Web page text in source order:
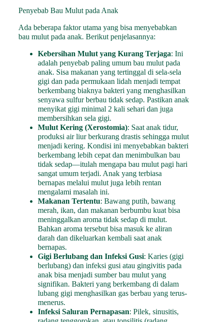
Penyebab Bau Mulut pada Anak
Ada beberapa faktor utama yang bisa menyebabkan
bau mulut pada anak. Berikut penjelasannya:
Kebersihan Mulut yang Kurang Terjaga: Ini
adalah penyebab paling umum bau mulut pada
anak. Sisa makanan yang tertinggal di sela-sela
gigi dan pada permukaan lidah menjadi tempat
berkembang biaknya bakteri yang menghasilkan
senyawa sulfur berbau tidak sedap. Pastikan anak
menyikat gigi minimal 2 kali sehari dan juga
membersihkan sela gigi.
Mulut Kering (Xerostomia): Saat anak tidur,
produksi air liur berkurang drastis sehingga mulut
menjadi kering. Kondisi ini menyebabkan bakteri
berkembang lebih cepat dan menimbulkan bau
tidak sedap—itulah mengapa bau mulut pagi hari
sangat umum terjadi. Anak yang terbiasa
bernapas melalui mulut juga lebih rentan
mengalami masalah ini.
Makanan Tertentu: Bawang putih, bawang
merah, ikan, dan makanan berbumbu kuat bisa
meninggalkan aroma tidak sedap di mulut.
Bahkan aroma tersebut bisa masuk ke aliran
darah dan dikeluarkan kembali saat anak
bernapas.
Gigi Berlubang dan Infeksi Gusi: Karies (gigi
berlubang) dan infeksi gusi atau gingivitis pada
anak bisa menjadi sumber bau mulut yang
signifikan. Bakteri yang berkembang di dalam
lubang gigi menghasilkan gas berbau yang terus-
menerus.
Infeksi Saluran Pernapasan: Pilek, sinusitis,